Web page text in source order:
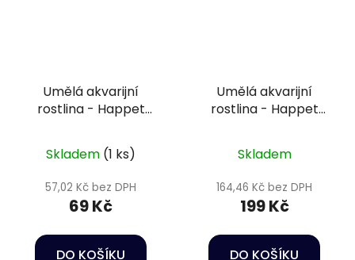
Umělá akvarijní
rostlina - Happet
Skladem (1 ks)
57,02 Kč bez DPH
69 Kč
DO KOŠÍKU
Umělá akvarijní
rostlina - Happet
Skladem
164,46 Kč bez DPH
199 Kč
DO KOŠÍKU